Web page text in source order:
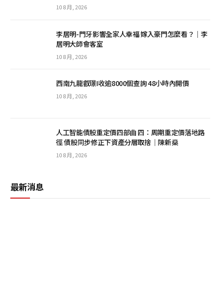
10 8 月, 2026
李居明-門牙影響全家人幸福 嫁入豪門怎麼看？｜李
居明大師會客室
10 8 月, 2026
西南九龍叡璟I收逾8000個查詢 48小時內開價
10 8 月, 2026
人工智能債股重定價四部曲 四：周期重定價落地路
徑 債股同步修正下資產分層取捨｜陳新燊
10 8 月, 2026
最新消息